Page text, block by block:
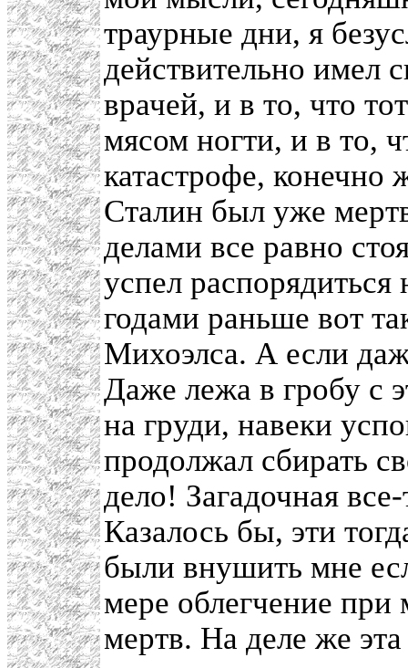
траурные дни, я
действительно имел
врачей, и в то, что
мясом ногти, и в то,
катастрофе,
Сталин был уже
делами все равно
успел
годами раньше вот
Михоэлса. А если
Даже лежа в гробу с
на груди, навеки
продолжал сбирать
дело! Загадочная
Казалось бы, эти
были внушить мне
мере облегчение
мертв. На деле же